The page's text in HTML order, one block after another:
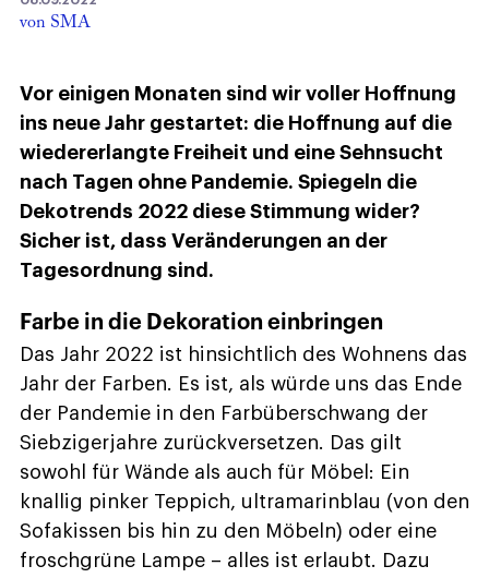
von SMA
Vor einigen Monaten sind wir voller Hoffnung
ins neue Jahr gestartet: die Hoffnung auf die
wiedererlangte Freiheit und eine Sehnsucht
nach Tagen ohne Pandemie. Spiegeln die
Dekotrends 2022 diese Stimmung wider?
Sicher ist, dass Veränderungen an der
Tagesordnung sind.
Farbe in die Dekoration einbringen
Das Jahr 2022 ist hinsichtlich des Wohnens das
Jahr der Farben. Es ist, als würde uns das Ende
der Pandemie in den Farbüberschwang der
Siebzigerjahre zurückversetzen. Das gilt
sowohl für Wände als auch für Möbel: Ein
knallig pinker Teppich, ultramarinblau (von den
Sofakissen bis hin zu den Möbeln) oder eine
froschgrüne Lampe – alles ist erlaubt. Dazu